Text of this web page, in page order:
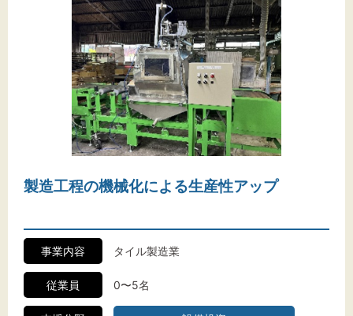
海津市商工会情報
お問い合わせ
標準 拡大
製造工程の機械化による生産性アップ
事業内容 タイル製造業
従業員 0〜5名